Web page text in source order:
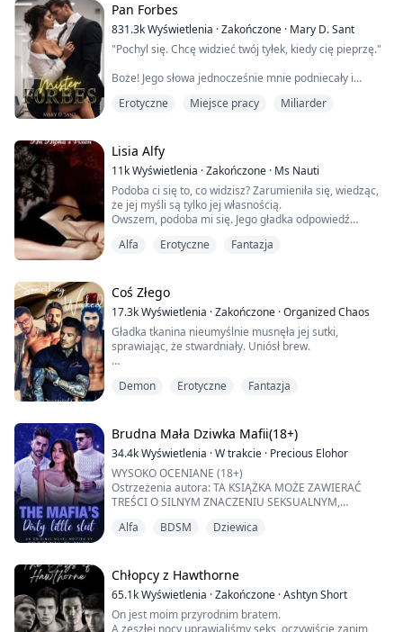
Szukając wyzwania w uległej, ona była idealnym
wyborem, ale ta dziewczyna nie była gotowa
zaakceptować jego oferty, ponieważ żyła bez żadnych
ptak, bez...
Pan Forbes
831.3kWyświetlenia ·Zakończone · Mary D. Sant
"Pochyl się. Chcę widzieć twój tyłek, kiedy cię pieprzę."
Boże! Jego słowa jednocześnie mnie podniecały i
aroganckim i władczym jak zawsze, który zawsze
"Dlaczego miałabym to zrobić?" zapytałam, czując, jak
moje nogi się uginają.
"Przepraszam, jeśli dałem ci do zrozumienia, że masz
jakikolwiek wybór,...
Erotyczne Miejsce pracy Miliarder
Lisia Alfy
11kWyświetlenia ·Zakończone · Ms Nauti
Podoba ci się to, co widzisz? Zarumieniła się, wiedząc,
że jej myśli są tylko jej własnością.
Owszem, podoba mi się. Jego gładka odpowiedź
myślach.
nieznajomego w klubie, a już wiedziała, że za pięć dni
zostanie przez niego zdobyta! Niegrzeczna lisica Myra
spotyka dominującego Alfa Króla Sloana...
Alfa Erotyczne Fantazja
Coś Złego
17.3kWyświetlenia ·Zakończone ·Organized Chaos
Gładka tkanina nieumyślnie musnęła jej sutki,
sprawiając, że stwardniały. Uniósł brew.
rozpraszającego, ale twoje ciało nie chce
„C-czego chcesz?” – powiedziała, starając się brzmieć
gniewnie.
„Nie… chyba nie jesteś, może dlatego wybrali cię na
moją żonę.”
Demon Erotyczne Fantazja
Brudna Mała Dziwka Mafii(18+)
34.4kWyświetlenia ·W trakcie · Precious Elohor
WYSOKO OCENIANE (18+)
Ostrzeżenia autora: TA KSIĄŻKA MOŻE ZAWIERAĆ
TREŚCI O SILNYM ZNACZENIU SEKSUALNYM,
JEŚLI NIE MOŻESZ ZNIEŚĆ KTÓREJKOLWIEK Z
SŁABYCH.
"Są zasady wiążące ten kontrakt, Isabella", powiedział
Leonardo, patrząc mi głęboko w oczy.
Alfa BDSM Dziewica
Chłopcy z Hawthorne
65.1kWyświetlenia ·Zakończone ·Ashtyn Short
On jest moim przyrodnim bratem.
A zeszłej nocy uprawialiśmy seks, oczywiście zanim